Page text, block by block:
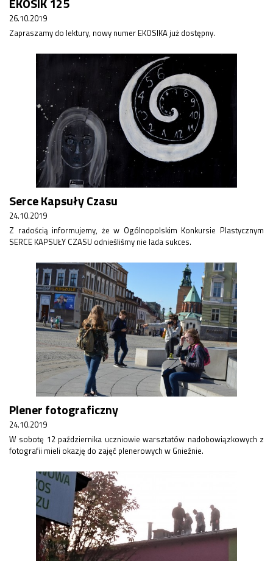
26.10.2019
Zapraszamy do lektury, nowy numer EKOSIKA już dostępny.
Serce Kapsuły Czasu
24.10.2019
Z radością informujemy, że w Ogólnopolskim Konkursie Plastycznym
SERCE KAPSUŁY CZASU odnieśliśmy nie lada sukces.
Plener fotograficzny
24.10.2019
W sobotę 12 października uczniowie warsztatów nadobowiązkowych z
fotografii mieli okazję do zajęć plenerowych w Gnieźnie.